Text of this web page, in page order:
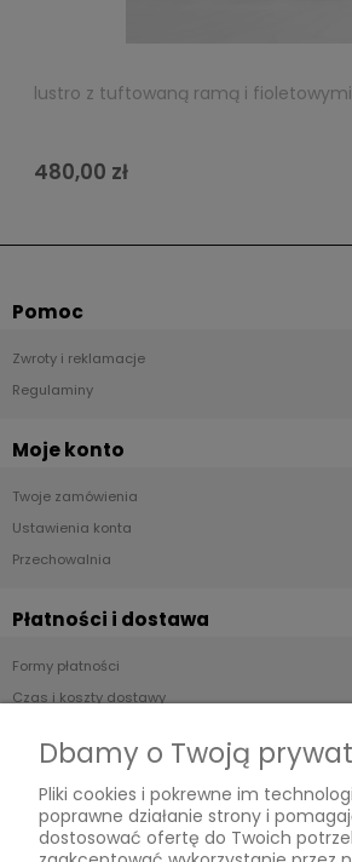
lustro z tuftowaną ramą i
480,00 zł
Pomoc
Zwroty i reklamacje
Regulaminy
Moje konto
Twoje zamówienia
Ustawienia konta
Przechowalnia
Płatności i dostawa
Formy płatności
Czas i koszty dostawy
Informacje
Polityka prywatności
Dbamy o Twoją
Pliki cookies i pokrewne im
poprawne działanie strony i
dostosować ofertę do Twoich